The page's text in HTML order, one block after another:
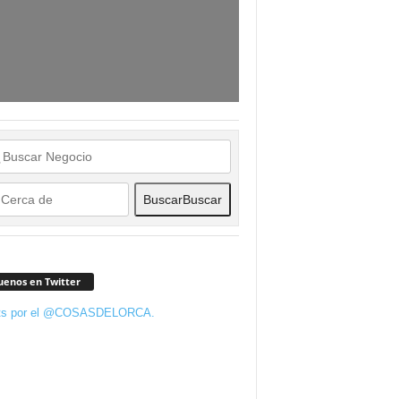
BuscarBuscar
en Twitter
por el @COSASDELORCA.